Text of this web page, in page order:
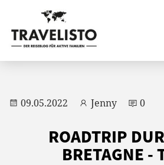
09.05.2022 Jenny 0
ROADTRIP
BRETAGNE -